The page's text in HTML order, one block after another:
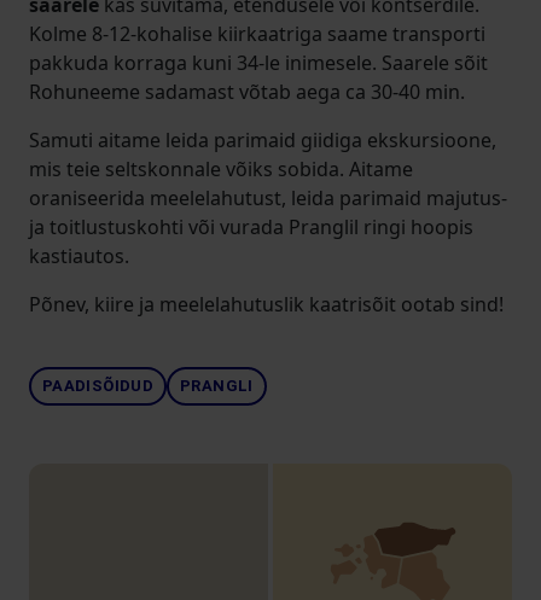
Kolme 8-12-kohalise kiirkaatriga saame transporti
pakkuda korraga kuni 34-le inimesele. Saarele sõit
Rohuneeme sadamast võtab aega ca 30-40 min.
Samuti aitame leida parimaid giidiga ekskursioone,
mis teie seltskonnale võiks sobida. Aitame
oraniseerida meelelahutust, leida parimaid majutus-
ja toitlustuskohti või vurada Pranglil ringi hoopis
kastiautos.
Põnev, kiire ja meelelahutuslik kaatrisõit ootab sind!
PAADISÕIDUD PRANGLI